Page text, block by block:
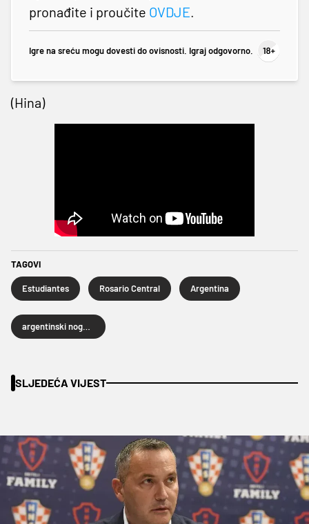
pronađite i proučite OVDJE.
Igre na sreću mogu dovesti do ovisnosti. Igraj odgovorno.
(Hina)
TAGOVI
Estudiantes Rosario Central Argentina
SLJEDEĆA VIJEST